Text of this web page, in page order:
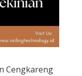
Cengkareng